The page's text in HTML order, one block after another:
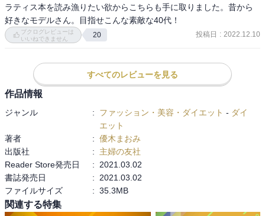
「resizestyle(リサイズスタイル)主宰。昨年、中目黒LABOもオープ
ン。 https://linkfly.to/resizestyle Instagram：@yukimaomi
YouTube：Maomi CHANNEL
ラティス本を読み漁りたい欲からこちらも手に取りました。昔から
好きなモデルさん。目指せこんな素敵な40代！
ブクログレビューは
いいねできません
20 投稿日 : 2022.12.10
すべてのレビューを見る
作品情報
ジャンル : ファッション・美容・ダイエット - ダイ
エット
著者
: 優木まおみ
出版社
:
主婦の友社
Reader Store発売日
:
2021.03.02
書誌発売日
:
2021.03.02
ファイルサイズ
: 35.3MB
関連する特集